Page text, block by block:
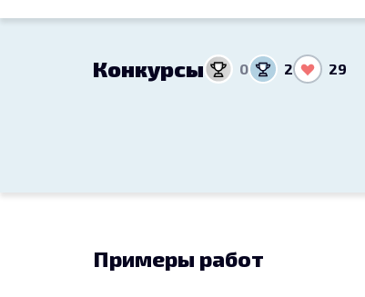
Конкурсы 0 2 29
Примеры работ